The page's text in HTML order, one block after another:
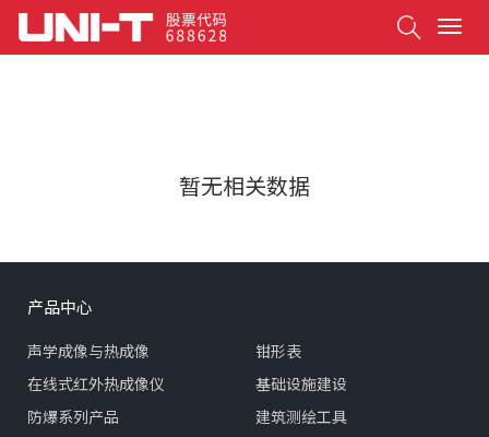
T
o
a
暂无相关数据
产品中心
声学成像与热成像
在线式红外热成像仪
防爆系列产品
钳形表
基础设施建设
建筑测绘工具